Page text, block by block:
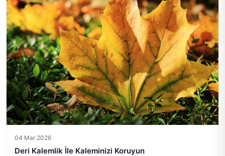
04 Mar 2026
Deri Kalemlik İle Kaleminizi Koruyun